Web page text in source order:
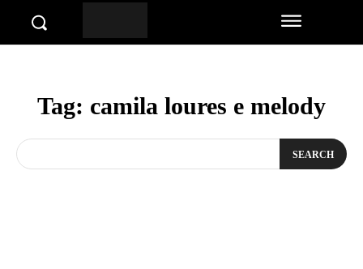
Tag: camila loures e melody
SEARCH